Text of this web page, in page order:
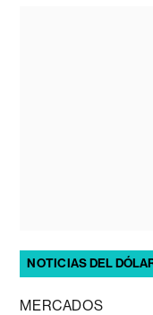
NOTICIAS DEL
MERCADOS